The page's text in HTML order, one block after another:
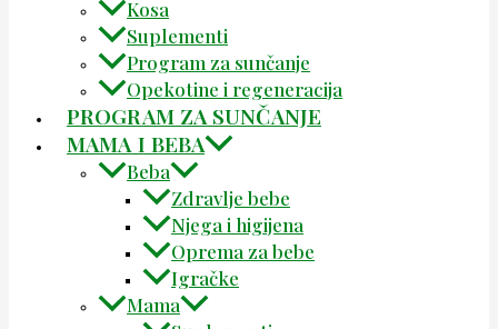
Kosa
Suplementi
Program za sunčanje
Opekotine i regeneracija
PROGRAM ZA SUNČANJE
MAMA I BEBA
Beba
Zdravlje bebe
Njega i higijena
Oprema za bebe
Igračke
Mama